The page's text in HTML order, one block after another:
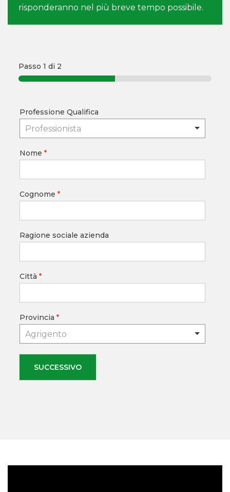
risponderanno nel più breve tempo possibile.
Passo 1 di 2
Professione Qualifica
Professionista
Nome *
Cognome *
Ragione sociale azienda
Città *
Provincia *
Agrigento
SUCCESSIVO